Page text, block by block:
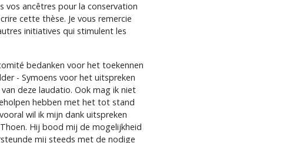
vos ancêtres pour la conservation
cette thèse. Je vous remercie
initiatives qui stimulent les
bedanken voor het toekennen
- Symoens voor het uitspreken
deze laudatio. Ook mag ik niet
hebben met het tot stand
wil ik mijn dank uitspreken
Hij bood mij de mogelijkheid
mij steeds met de nodige